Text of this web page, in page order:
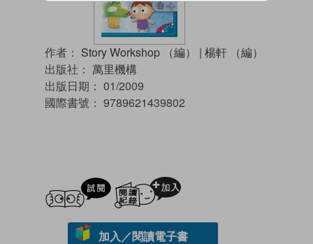
作者： Story Workshop （編） | 楊軒 （編）
出版社： 萬里機構
出版日期： 01/2009
國際書號： 9789621439802
試閲
加入／閱讀電子書